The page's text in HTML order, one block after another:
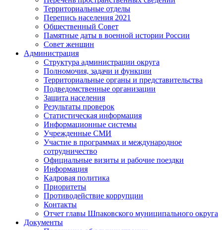
Территориальные отделы
Перепись населения 2021
Общественный Совет
Памятные даты в военной истории России
Совет женщин
Администрация
Структура администрации округа
Полномочия, задачи и функции
Территориальные органы и представительства
Подведомственные организации
Защита населения
Результаты проверок
Статистическая информация
Информационные системы
Учрежденные СМИ
Участие в программах и международное
сотрудничество
Официальные визиты и рабочие поездки
Информация
Кадровая политика
Приоритеты
Противодействие коррупции
Контакты
Отчет главы Шпаковского муниципального округа
Документы